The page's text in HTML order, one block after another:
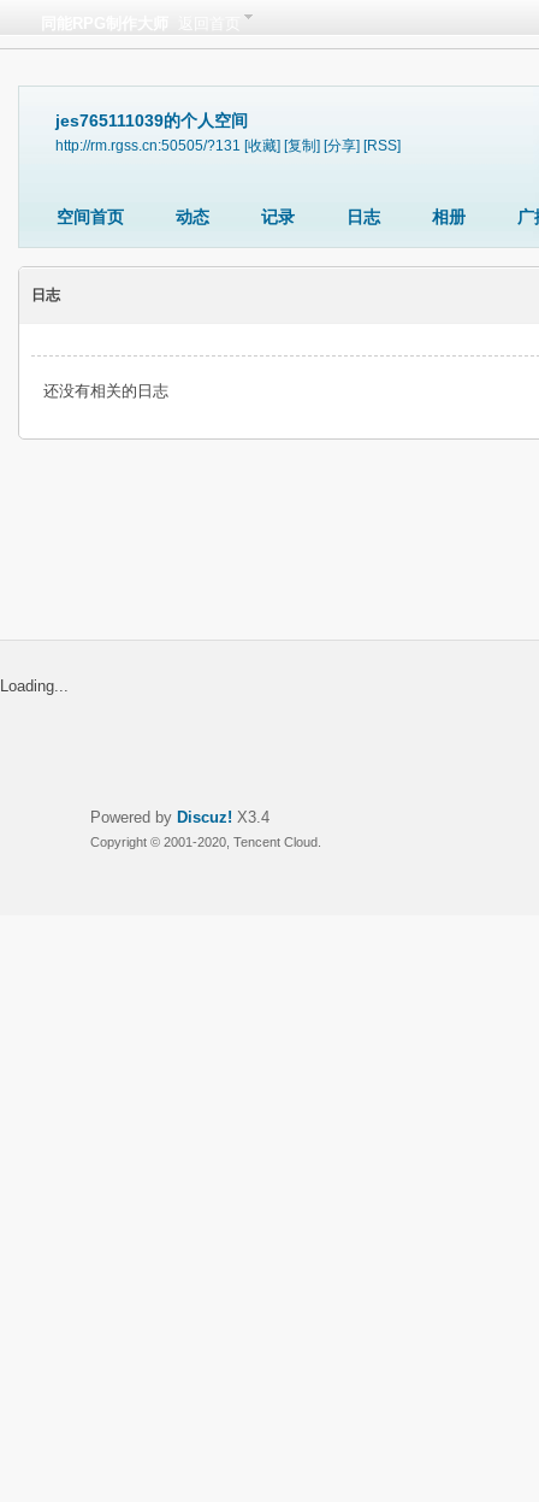
jes765111039的个人空间
http://rm.rgss.cn:50505/?131 [收藏] [复制] [分享] [RSS]
空间首页 动态 记录 日志 相册 广
日志
还没有相关的日志
Loading...
Powered by Discuz! X3.4
Copyright © 2001-2020, Tencent Cloud.